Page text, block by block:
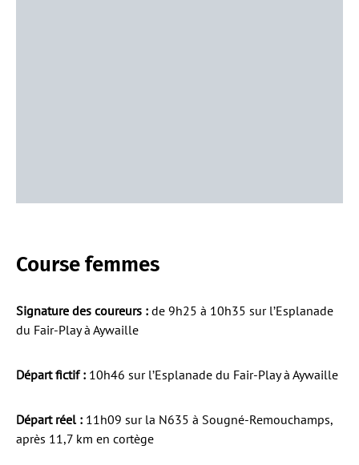
Course femmes
Signature des coureurs : de 9h25 à 10h35 sur l’Esplanade
du Fair-Play à Aywaille
Départ fictif : 10h46 sur l’Esplanade du Fair-Play à Aywaille
Départ réel : 11h09 sur la N635 à Sougné-Remouchamps,
après 11,7 km en cortège